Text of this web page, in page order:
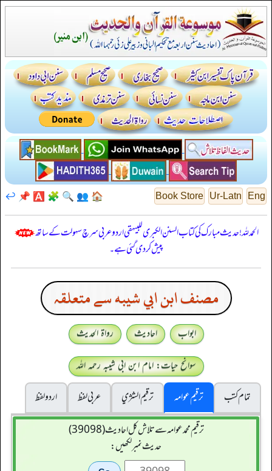
Eng
Ur-Latn
Book Store
🏠
👥
🔍
🧩
🅰️
📌
↩️
الحمدللہ! حدیث مبارک کی کتاب السنن الكبرى للبيهقي اردو عربی سرچ سہولت کے ساتھ
پیش کر دی گئی ہے۔
مصنف ابن ابي شيبه سے متعلقہ
ابواب احادیث
رواۃ الحدیث
سوانح حیات: امام ابن ابی شیبہ رحمہ اللہ
تمام کتب
ترقیم عوامہ ترقيم الشژي عربی لفظ
اردو لفظ
ترقیم محمدعوامہ سے تلاش کل احادیث (39098)
حدیث نمبر لکھیں: